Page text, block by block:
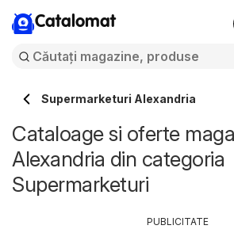
Catalomat
Supermarketuri Alexandria
Cataloage si oferte
Alexandria din categoria
Supermarketuri
PUBLICITATE